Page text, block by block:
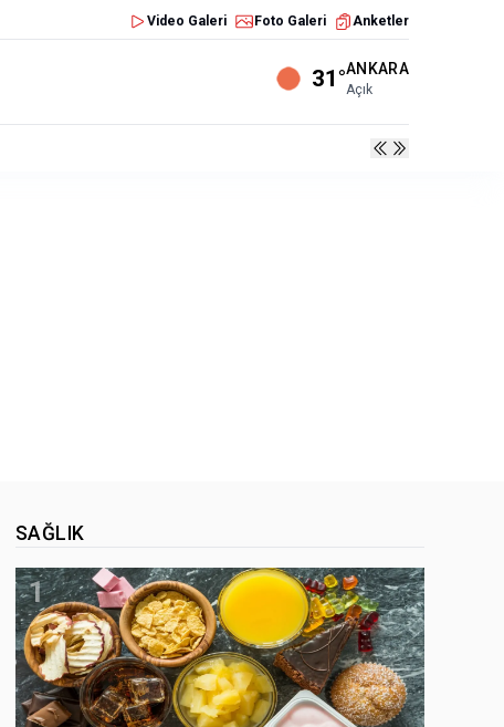
Video Galeri Foto Galeri Anketler
31°ANKARA
Açık
SAĞLIK
1